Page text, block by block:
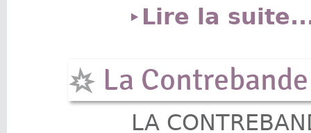
Lire la
La Contrebande
LA